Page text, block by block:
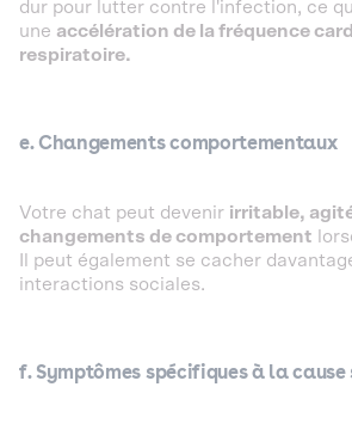
dur pour lutter contre l'infection, ce
une accélération de la fréquence
respiratoire.
e. Changements comportementaux
Votre chat peut devenir irritable,
changements de comportement
Il peut également se cacher
interactions sociales.
f. Symptômes spécifiques à la